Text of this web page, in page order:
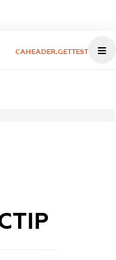
CAHEADER.GETTEST